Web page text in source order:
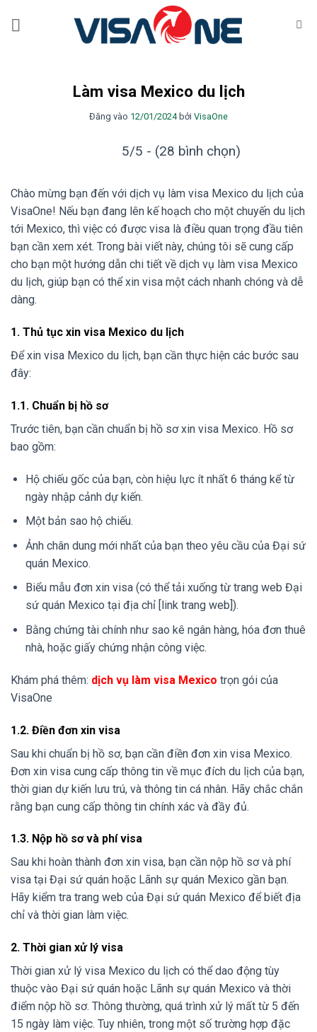
Làm visa Mexico du lịch
Đăng vào 12/01/2024 bởi VisaOne
5/5 - (28 bình chọn)
Chào mừng bạn đến với dịch vụ làm visa Mexico du lịch của
VisaOne! Nếu bạn đang lên kế hoạch cho một chuyến du lịch
tới Mexico, thì việc có được visa là điều quan trọng đầu tiên
bạn cần xem xét. Trong bài viết này, chúng tôi sẽ cung cấp
cho bạn một hướng dẫn chi tiết về dịch vụ làm visa Mexico
du lịch, giúp bạn có thể xin visa một cách nhanh chóng và dễ
dàng.
1. Thủ tục xin visa Mexico du lịch
Để xin visa Mexico du lịch, bạn cần thực hiện các bước sau
đây:
1.1. Chuẩn bị hồ sơ
Trước tiên, bạn cần chuẩn bị hồ sơ xin visa Mexico. Hồ sơ
bao gồm:
Hộ chiếu gốc của bạn, còn hiệu lực ít nhất 6 tháng kể từ
ngày nhập cảnh dự kiến.
Một bản sao hộ chiếu.
Ảnh chân dung mới nhất của bạn theo yêu cầu của Đại sứ
quán Mexico.
Biểu mẫu đơn xin visa (có thể tải xuống từ trang web Đại
sứ quán Mexico tại địa chỉ [link trang web]).
Bằng chứng tài chính như sao kê ngân hàng, hóa đơn thuê
nhà, hoặc giấy chứng nhận công việc.
Khám phá thêm: dịch vụ làm visa Mexico trọn gói của
VisaOne
1.2. Điền đơn xin visa
Sau khi chuẩn bị hồ sơ, bạn cần điền đơn xin visa Mexico.
Đơn xin visa cung cấp thông tin về mục đích du lịch của bạn,
thời gian dự kiến lưu trú, và thông tin cá nhân. Hãy chắc chắn
rằng bạn cung cấp thông tin chính xác và đầy đủ.
1.3. Nộp hồ sơ và phí visa
Sau khi hoàn thành đơn xin visa, bạn cần nộp hồ sơ và phí
visa tại Đại sứ quán hoặc Lãnh sự quán Mexico gần bạn.
Hãy kiểm tra trang web của Đại sứ quán Mexico để biết địa
chỉ và thời gian làm việc.
2. Thời gian xử lý visa
Thời gian xử lý visa Mexico du lịch có thể dao động tùy
thuộc vào Đại sứ quán hoặc Lãnh sự quán Mexico và thời
điểm nộp hồ sơ. Thông thường, quá trình xử lý mất từ 5 đến
15 ngày làm việc. Tuy nhiên, trong một số trường hợp đặc